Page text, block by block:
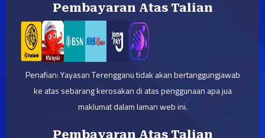
Pembayaran Atas Talian
Penafian: Yayasan Terengganu tidak akan bertanggungjawab
ke atas sebarang kerosakan di atas penggunaan apa jua
maklumat dalam laman web ini.
Pembayaran Atas Talian